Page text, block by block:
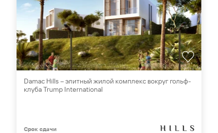
Damac Hills – элитный жилой комплекс вокруг гольф-
клуба Trump International
Срок сдачи